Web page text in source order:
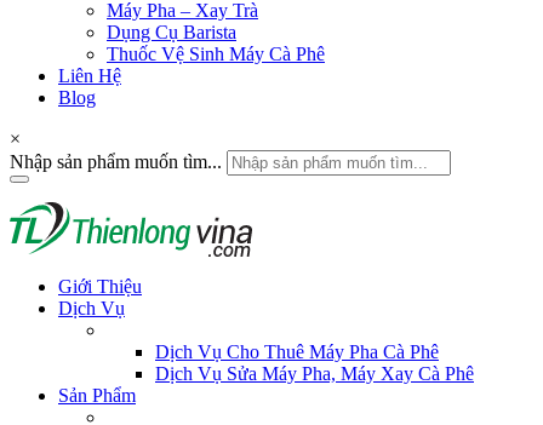
Máy Pha – Xay Trà
Dụng Cụ Barista
Thuốc Vệ Sinh Máy Cà Phê
Liên Hệ
Blog
×
Nhập sản phẩm muốn tìm...
Giới Thiệu
Dịch Vụ
Dịch Vụ Cho Thuê Máy Pha Cà Phê
Dịch Vụ Sửa Máy Pha, Máy Xay Cà Phê
Sản Phẩm